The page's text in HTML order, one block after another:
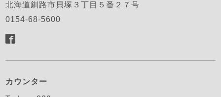
北海道釧路市貝塚３丁目５番２７号
0154-68-5600
カウンター